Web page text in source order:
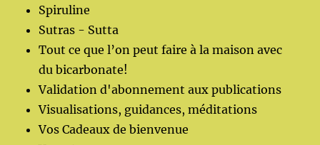
Spiruline
Sutras - Sutta
Tout ce que l’on peut faire à la maison avec
du bicarbonate!
Validation d'abonnement aux publications
Visualisations, guidances, méditations
Vos Cadeaux de bienvenue